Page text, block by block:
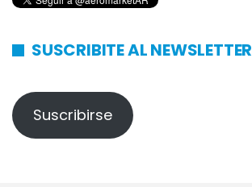
SUSCRIBITE AL NEWSLETTER
Suscribirse